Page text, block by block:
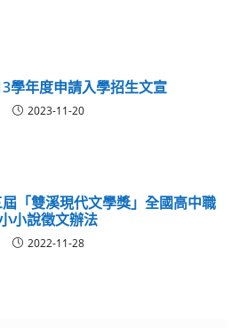
學年度申請入學招生文宣
2023-11-20
「雙溪現代文學獎」全國高中職
小說徵文辦法
2022-11-28